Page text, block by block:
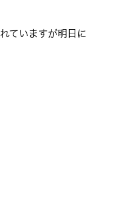
ていますが明日に